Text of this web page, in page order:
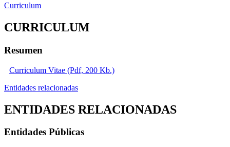
Curriculum
CURRICULUM
Resumen
Curriculum Vitae (Pdf, 200 Kb.)
Entidades relacionadas
ENTIDADES RELACIONADAS
Entidades Públicas